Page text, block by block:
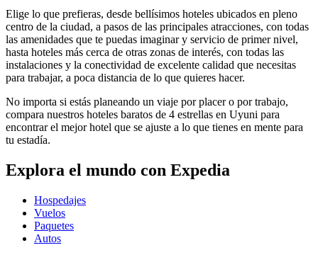
Elige lo que prefieras, desde bellísimos hoteles ubicados en pleno
centro de la ciudad, a pasos de las principales atracciones, con todas
las amenidades que te puedas imaginar y servicio de primer nivel,
hasta hoteles más cerca de otras zonas de interés, con todas las
instalaciones y la conectividad de excelente calidad que necesitas
para trabajar, a poca distancia de lo que quieres hacer.
No importa si estás planeando un viaje por placer o por trabajo,
compara nuestros hoteles baratos de 4 estrellas en Uyuni para
encontrar el mejor hotel que se ajuste a lo que tienes en mente para
tu estadía.
Explora el mundo con Expedia
Hospedajes
Vuelos
Paquetes
Autos